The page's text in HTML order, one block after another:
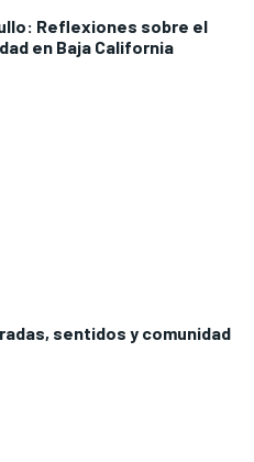
Reflexiones sobre el
en Baja California
sentidos y comunidad